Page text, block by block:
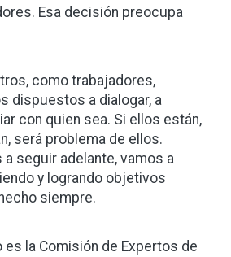
Esa decisión preocupa
como trabajadores,
dispuestos a dialogar, a
con quien sea. Si ellos están,
será problema de ellos.
seguir adelante, vamos a
y logrando objetivos
siempre.
es la Comisión de Expertos de